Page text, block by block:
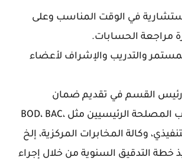
في الوقت المناسب وعلى
مراجعة الحسابات.
والتدريب والإشراف لأعضاء
القسم في تقديم ضمان
موضوعي لأصحاب المصلحة الرئيسيين مثل BOD، BAC،
خطة التدقيق السنوية من خلال إجراء